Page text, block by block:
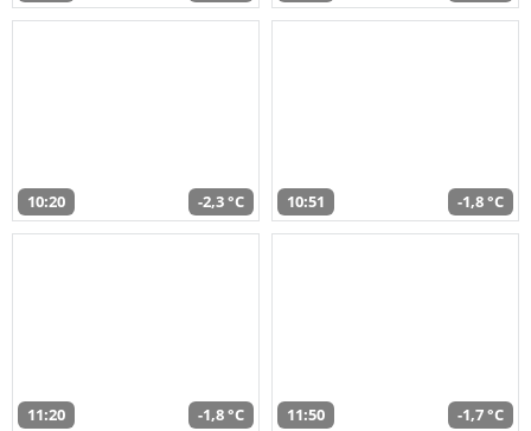
10:20 -2,3 °C 10:51 -1,8 °C
11:20 -1,8 °C 11:50 -1,7 °C